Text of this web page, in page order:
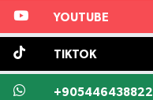
YOUTUBE
TIKTOK
+905446438822